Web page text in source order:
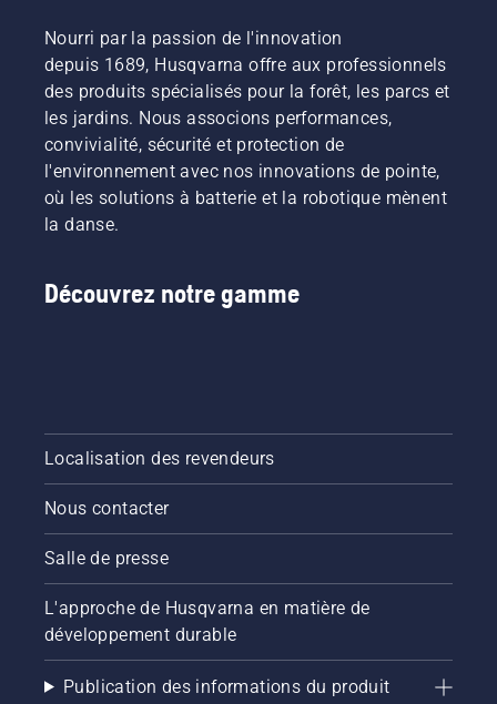
Nourri par la passion de l'innovation
depuis 1689, Husqvarna offre aux professionnels
des produits spécialisés pour la forêt, les parcs et
les jardins. Nous associons performances,
convivialité, sécurité et protection de
l'environnement avec nos innovations de pointe,
où les solutions à batterie et la robotique mènent
la danse.
Découvrez notre gamme
Localisation des revendeurs
Nous contacter
Salle de presse
L'approche de Husqvarna en matière de
développement durable
Publication des informations du produit